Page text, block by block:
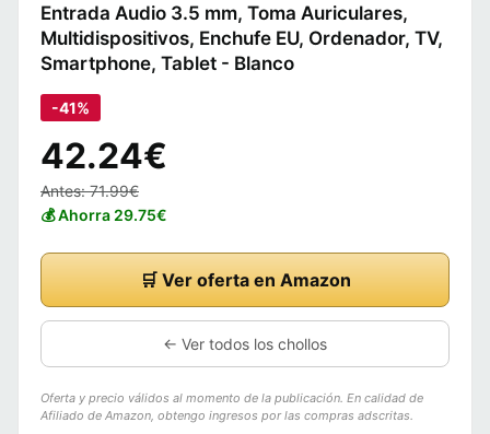
Entrada Audio 3.5 mm, Toma Auriculares,
Multidispositivos, Enchufe EU, Ordenador, TV,
Smartphone, Tablet - Blanco
-41%
42.24€
Antes: 71.99€
💰 Ahorra 29.75€
🛒 Ver oferta en Amazon
← Ver todos los chollos
Oferta y precio válidos al momento de la publicación. En calidad de
Afiliado de Amazon, obtengo ingresos por las compras adscritas.